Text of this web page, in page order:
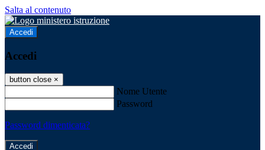
Salta al contenuto
Accedi
Accedi
button close ×
Nome Utente
Password
Password dimenticata?